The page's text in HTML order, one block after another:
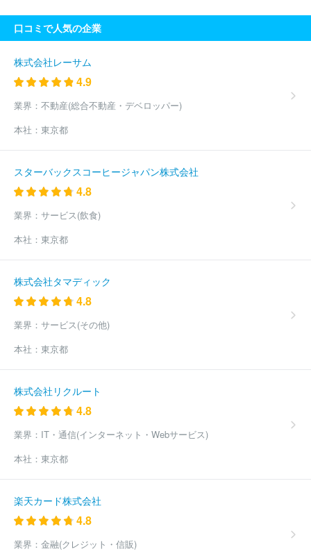
ン
松竹株式会社 株式会社テレビ東京メディアネット
株式会社
マーベル
株式会社ジールコミュニケーションズ
ニープロモーション
株式会社ＳＭＩＬＥ‐ＵＰ．
東映株式会社
株式会社スローハンド
会社プラスミック・シーエフピー
クノネット
株式会社サテライト
コミット
株式会社ｄｏｕｂＬｅ
株式会社ＣＡＲＴＡ ＨＯＬＤ
ョン
株式会社大河プロダクション
会社朝日ネット
株式会社千代田ラフト 東宝株式会社
株式会社
ＬＤ ＭＡＮＡＧＥＭＥＮＴ ＥＸＰＡＮＤ
株式会社アミューズ
株式会社ワサ
ビ
株式会社ボルテージ
会社ドマーニ
テレビマンユニオン
株式会社ギフト
株式会社Ｉｎｆｉｎｉｔｙ
１
株式会社エス・ケイ通信
社ＢＲＡＩＳＥ
株式会社ＣＢＣクリエイション
ディー・ネットワーク
株
限会社ビデオ企画リバティー
口コミで人気の企業
株式会社レーサム
4.9
業界： 不動産(総合不動産・デベロッパー)
本社： 東京都
スターバックスコーヒージャパン株式会社
4.8
業界： サービス(飲食)
本社： 東京都
株式会社タマディック
4.8
業界： サービス(その他)
本社： 東京都
株式会社リクルート
4.8
業界： IT・通信(インターネット・Webサービス)
本社： 東京都
楽天カード株式会社
4.8
業界： 金融(クレジット・信販)